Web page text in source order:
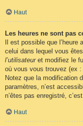
Haut
Les heures ne sont pas
Il est possible que l’heure
celui dans lequel vous
l’utilisateuret modifiez le
où vous vous trouvez (ex
Notez que la modification
paramètres, n’est
n’êtes pas enregistré,
Haut